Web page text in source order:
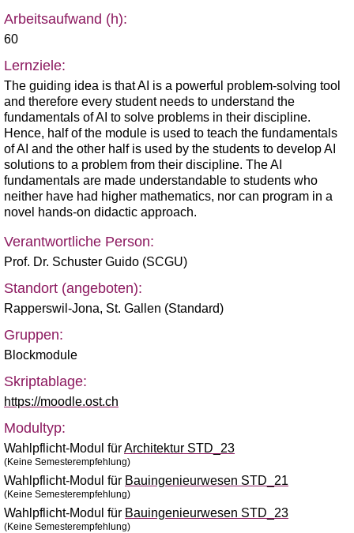
Arbeitsaufwand (h):
60
Lernziele:
The guiding idea is that AI is a powerful problem-solving tool
and therefore every student needs to understand the
fundamentals of AI to solve problems in their discipline.
Hence, half of the module is used to teach the fundamentals
of AI and the other half is used by the students to develop AI
solutions to a problem from their discipline. The AI
fundamentals are made understandable to students who
neither have had higher mathematics, nor can program in a
novel hands-on didactic approach.
Verantwortliche Person:
Prof. Dr. Schuster Guido (SCGU)
Standort (angeboten):
Rapperswil-Jona, St. Gallen (Standard)
Gruppen:
Blockmodule
Skriptablage:
https://moodle.ost.ch
Modultyp:
Wahlpflicht-Modul fürArchitektur STD_23
(Keine Semesterempfehlung)
Wahlpflicht-Modul für Bauingenieurwesen STD_21
(Keine Semesterempfehlung)
Wahlpflicht-Modul für Bauingenieurwesen STD_23
(Keine Semesterempfehlung)